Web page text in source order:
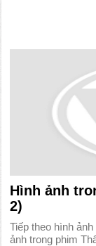
Hình ảnh
2)
Tiếp theo hình
ảnh trong phim